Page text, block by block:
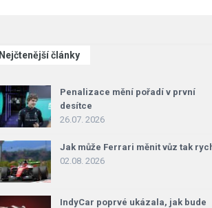
Nejčtenější články
Penalizace mění pořadí v první
desítce
26.07. 2026
Jak může Ferrari měnit vůz tak
02.08. 2026
IndyCar poprvé ukázala, jak bude